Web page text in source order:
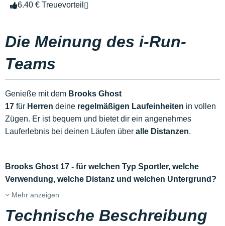
6.40 € Treuevorteil
Die Meinung des i-Run-
Teams
Genieße mit dem Brooks Ghost
17 für Herren deine regelmäßigen Laufeinheiten in vollen
Zügen. Er ist bequem und bietet dir ein angenehmes
Lauferlebnis bei deinen Läufen über alle Distanzen.
Brooks Ghost 17 - für welchen Typ Sportler, welche
Verwendung, welche Distanz und welchen Untergrund?
Mehr anzeigen
Technische Beschreibung